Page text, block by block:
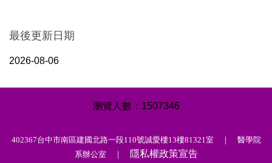
最後更新日期
2026-08-06
1507346
402367台中市南區建國北路一段110號誠愛樓13樓81321室 ｜ 醫學院
系辦公室 ｜
隱私權政策宣告